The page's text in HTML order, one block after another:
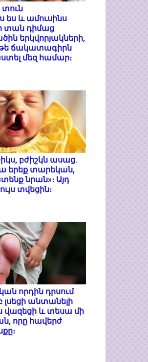
ես և ամուսինս
տան դիմաց
երկվորյակների,
թե ճակատագիրն
մեզ համար։
բժիշկն ասաց.
երեք տարեկան,
նրան»։ Այդ
տվեցին։
որդին դրսում
լսեցի անտանելի
վազեցի և տեսա մի
որը հավերժ